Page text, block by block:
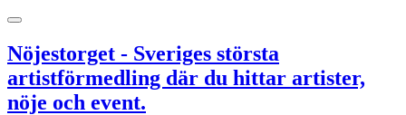
Nöjestorget - Sveriges största
artistförmedling där du hittar artister,
nöje och event.